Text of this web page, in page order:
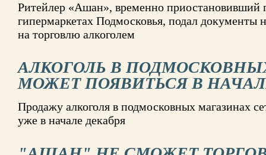
Ритейлер «Ашан», временно приостановивший
гипермаркетах Подмосковья, подал документы
на торговлю алкоголем
АЛКОГОЛЬ В
МОЖЕТ ПОЯВИТЬСЯ В
Продажу алкоголя в подмосковных магазинах
уже в начале декабря